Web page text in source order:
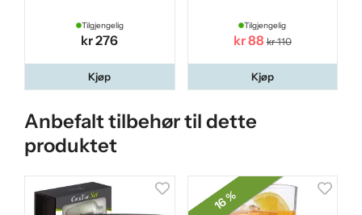
Tilgjengelig
kr 276
Kjøp
Tilgjengelig
kr 88 kr 110
Kjøp
Anbefalt tilbehør til dette
produktet
16 %